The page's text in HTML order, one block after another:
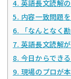
4. 英語長文読解
5. 内容一致問題
6. 「なんとなく
7. 英語長文読解
8. 今日からでき
9. 現場のプロが